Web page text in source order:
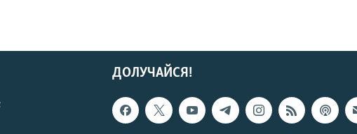
ДОЛУЧАЙСЯ!